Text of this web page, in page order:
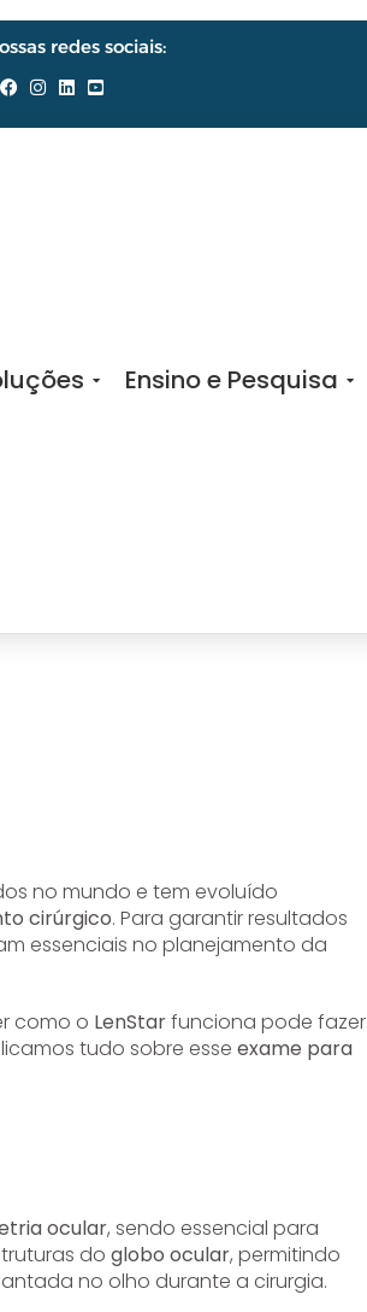
redes sociais:
Ensino e Pesquisa
no mundo e tem evoluído
cirúrgico. Para garantir resultados
essenciais no planejamento da
como o LenStarfunciona pode fazer
tudo sobre esse exame para
ocular, sendo essencial para
do globo ocular, permitindo
no olho durante a cirurgia.